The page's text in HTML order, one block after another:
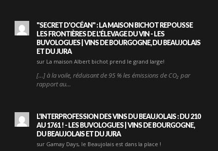
"SECRET D'OCÉAN" : LA MAISON BICHOT REPOUSSE
LES FRONTIÈRES DE L'ÉLEVAGE DU VIN - LES
BUVOLOGUES | VINS DE BOURGOGNE, DU BEAUJOLAIS
ET DU JURA
sur La maison Albert bichot prend le grand large!
[…] à la voile, réduisant de 95 % les émissions de CO₂ par
rapport au…
L'INTERPROFESSION DES VINS DU BEAUJOLAIS : DU 210
AU 1761 ! - LES BUVOLOGUES | VINS DE BOURGOGNE,
DU BEAUJOLAIS ET DU JURA
sur Gamay Days, le Beaujolais est dans la place !